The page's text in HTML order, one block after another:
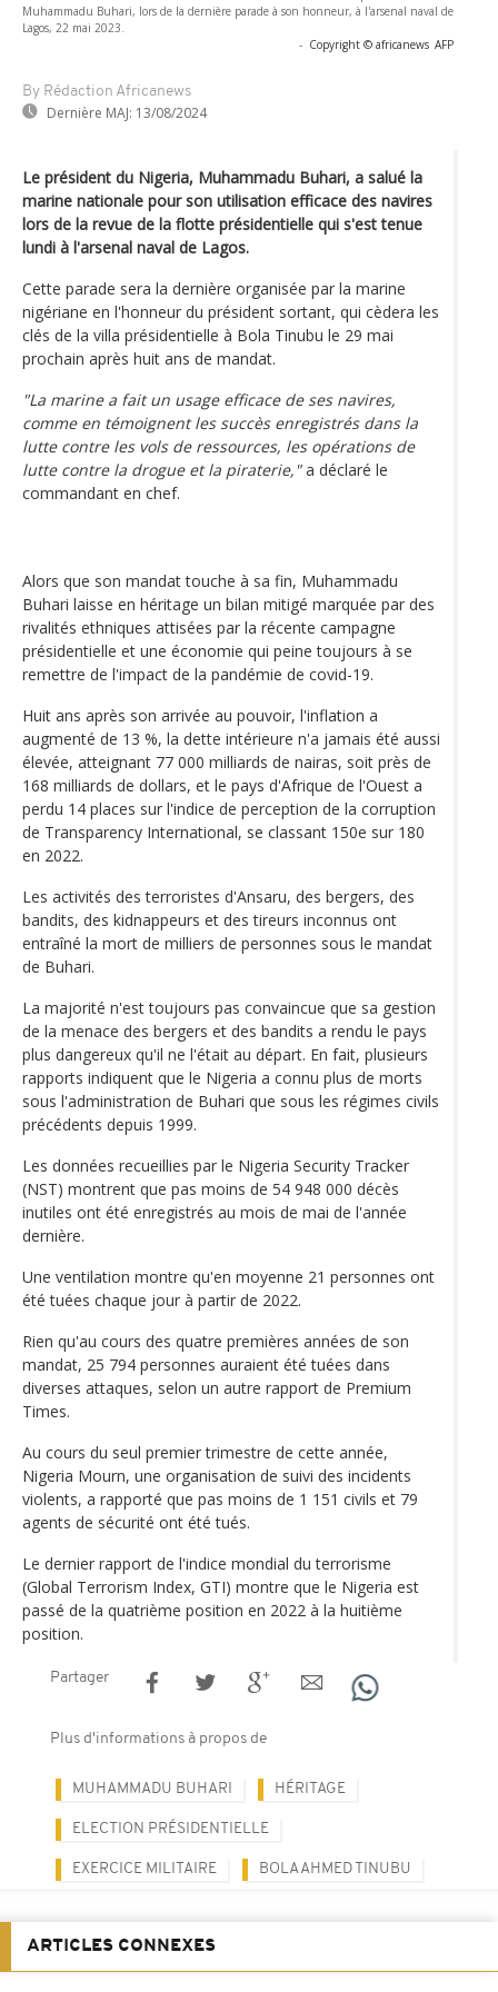
Muhammadu Buhari, lors de la dernière parade à son honneur, à l'arsenal naval de
Lagos, 22 mai 2023.
- Copyright © africanews AFP
By Rédaction Africanews
Dernière MAJ: 13/08/2024
Le président du Nigeria, Muhammadu Buhari, a salué la
marine nationale pour son utilisation efficace des navires
lors de la revue de la flotte présidentielle qui s'est tenue
lundi à l'arsenal naval de Lagos.
Cette parade sera la dernière organisée par la marine
nigériane en l'honneur du président sortant, qui cèdera les
clés de la villa présidentielle à Bola Tinubu le 29 mai
prochain après huit ans de mandat.
"La marine a fait un usage efficace de ses navires,
comme en témoignent les succès enregistrés dans la
lutte contre les vols de ressources, les opérations de
lutte contre la drogue et la piraterie,"a déclaré le
commandant en chef.
Alors que son mandat touche à sa fin, Muhammadu
Buhari laisse en héritage un bilan mitigé marquée par des
rivalités ethniques attisées par la récente campagne
présidentielle et une économie qui peine toujours à se
remettre de l'impact de la pandémie de covid-19.
Huit ans après son arrivée au pouvoir, l'inflation a
augmenté de 13 %, la dette intérieure n'a jamais été aussi
élevée, atteignant 77 000 milliards de nairas, soit près de
168 milliards de dollars, et le pays d'Afrique de l'Ouest a
perdu 14 places sur l'indice de perception de la corruption
de Transparency International, se classant 150e sur 180
en 2022.
Les activités des terroristes d'Ansaru, des bergers, des
bandits, des kidnappeurs et des tireurs inconnus ont
entraîné la mort de milliers de personnes sous le mandat
de Buhari.
La majorité n'est toujours pas convaincue que sa gestion
de la menace des bergers et des bandits a rendu le pays
plus dangereux qu'il ne l'était au départ. En fait, plusieurs
rapports indiquent que le Nigeria a connu plus de morts
sous l'administration de Buhari que sous les régimes civils
précédents depuis 1999.
Les données recueillies par le Nigeria Security Tracker
(NST) montrent que pas moins de 54 948 000 décès
inutiles ont été enregistrés au mois de mai de l'année
dernière.
Une ventilation montre qu'en moyenne 21 personnes ont
été tuées chaque jour à partir de 2022.
Rien qu'au cours des quatre premières années de son
mandat, 25 794 personnes auraient été tuées dans
diverses attaques, selon un autre rapport de Premium
Times.
Au cours du seul premier trimestre de cette année,
Nigeria Mourn, une organisation de suivi des incidents
violents, a rapporté que pas moins de 1 151 civils et 79
agents de sécurité ont été tués.
Le dernier rapport de l'indice mondial du terrorisme
(Global Terrorism Index, GTI) montre que le Nigeria est
passé de la quatrième position en 2022 à la huitième
position.
Partager
Plus d'informations à propos de
MUHAMMADU BUHARI HÉRITAGE
ELECTION PRÉSIDENTIELLE
EXERCICE MILITAIRE BOLA AHMED TINUBU
ARTICLES CONNEXES